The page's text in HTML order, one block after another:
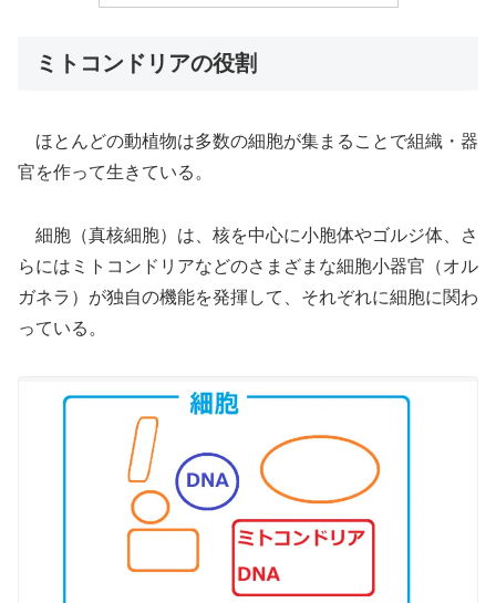
ミトコンドリアの役割
ほとんどの動植物は多数の細胞が集まることで組織・器
官を作って生きている。
細胞（真核細胞）は、核を中心に小胞体やゴルジ体、さ
らにはミトコンドリアなどのさまざまな細胞小器官（オル
ガネラ）が独自の機能を発揮して、それぞれに細胞に関わ
っている。